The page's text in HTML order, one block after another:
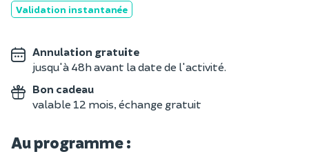
Validation instantanée
Annulation gratuite
jusqu'à 48h avant la date de l'activité.
Bon cadeau
valable 12 mois, échange gratuit
Au programme :